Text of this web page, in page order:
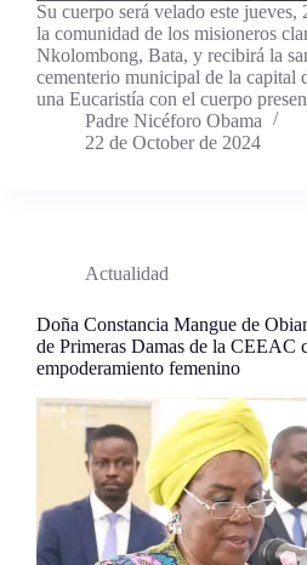
Su cuerpo será velado este jueves,
la comunidad de los misioneros
Nkolombong, Bata, y recibirá la
cementerio municipal de la capital
una Eucaristía con el cuerpo
Padre Nicéforo Obama
22 de October de 2024
Actualidad
Doña Constancia Mangue de
de Primeras Damas de la CEEAC
empoderamiento femenino